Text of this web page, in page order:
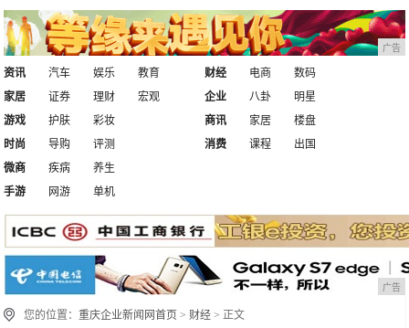
广告
资讯 汽车 娱乐
教育
家居
证券 理财 宏观
财经 电商
数码
企业
八卦
明星
游戏
护肤
彩妆
时尚
导购 评测
商讯 家居
楼盘
消费
课程
出国
微商
疾病
养生
手游
网游 单机
广告
您的位置：重庆企业新闻网首页 > 财经 > 正文